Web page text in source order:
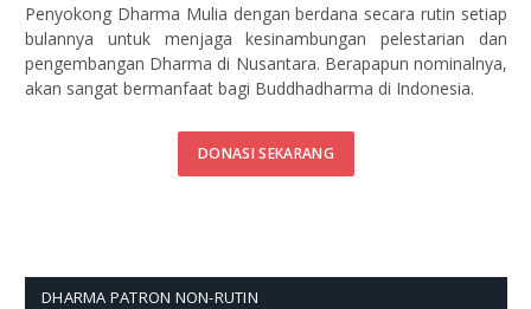
Penyokong Dharma Mulia dengan berdana secara rutin setiap
bulannya untuk menjaga kesinambungan pelestarian dan
pengembangan Dharma di Nusantara. Berapapun nominalnya,
akan sangat bermanfaat bagi Buddhadharma di Indonesia.
DONASI SEKARANG
DHARMA PATRON NON-RUTIN